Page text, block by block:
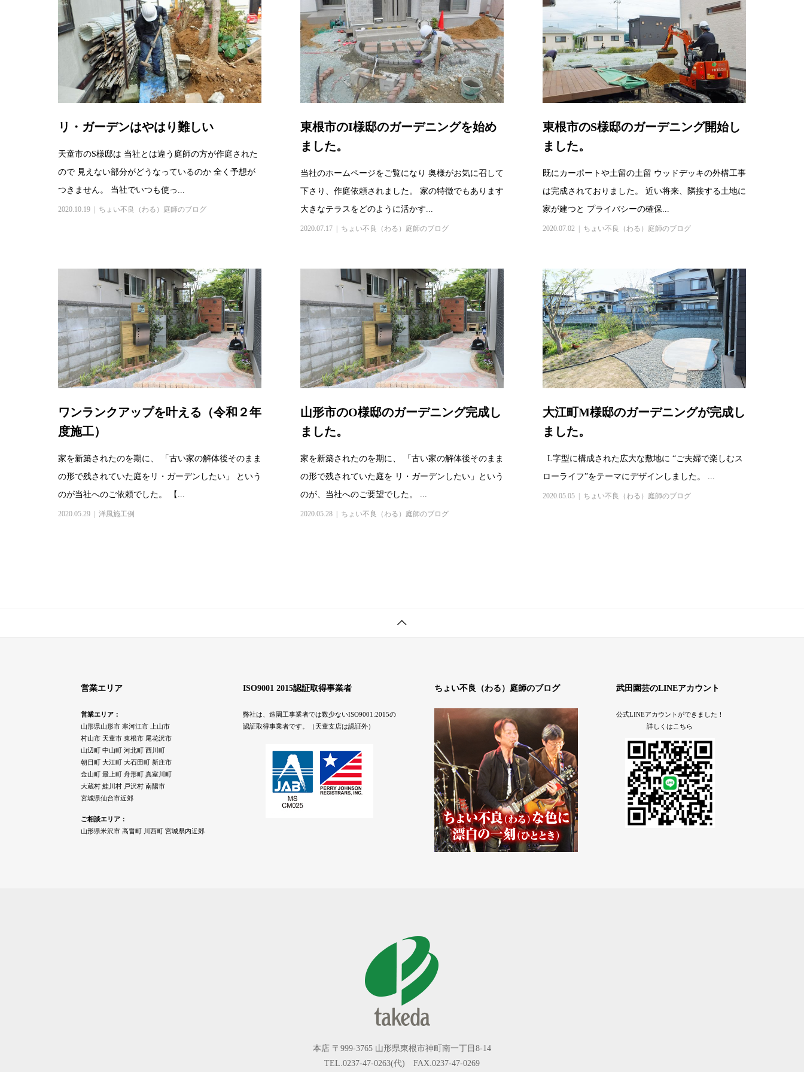
リ・ガーデンはやはり難しい
天童市のS様邸は 当社とは違う庭師の方が作庭された
ので 見えない部分がどうなっているのか 全く予想が
つきません。 当社でいつも使っ...
2020.10.19 ちょい不良（わる）庭師のブログ
東根市のI様邸のガーデニングを始め
ました。
当社のホームページをご覧になり 奥様がお気に召して
下さり、作庭依頼されました。 家の特徴でもあります
大きなテラスをどのように活かす...
2020.07.17 ちょい不良（わる）庭師のブログ
東根市のS様邸のガーデニング開始し
ました。
既にカーポートや土留の土留 ウッドデッキの外構工事
は完成されておりました。 近い将来、隣接する土地に
家が建つと プライバシーの確保...
2020.07.02 ちょい不良（わる）庭師のブログ
ワンランクアップを叶える（令和２年
度施工）
家を新築されたのを期に、 「古い家の解体後そのまま
の形で残されていた庭をリ・ガーデンしたい」 という
のが当社へのご依頼でした。 【...
2020.05.29 洋風施工例
山形市のO様邸のガーデニング完成し
ました。
家を新築されたのを期に、 「古い家の解体後そのまま
の形で残されていた庭を リ・ガーデンしたい」という
のが、当社へのご要望でした。 ...
2020.05.28 ちょい不良（わる）庭師のブログ
大江町M様邸のガーデニングが完成し
ました。
L字型に構成された広大な敷地に “ご夫婦で楽しむス
ローライフ”をテーマにデザインしました。 ...
2020.05.05 ちょい不良（わる）庭師のブログ
営業エリア
営業エリア：
山形県山形市 寒河江市 上山市
村山市 天童市 東根市 尾花沢市
山辺町 中山町 河北町 西川町
朝日町 大江町 大石田町 新庄市
金山町 最上町 舟形町 真室川町
大蔵村 鮭川村 戸沢村 南陽市
宮城県仙台市近郊
ご相談エリア：
山形県米沢市 高畠町 川西町 宮城県内近郊
ISO9001 2015認証取得事業者
弊社は、造園工事業者では数少ないISO9001:2015の
認証取得事業者です。（天童支店は認証外）
ちょい不良（わる）庭師のブログ 武田園芸のLINEアカウント
公式LINEアカウントができました！
詳しくはこちら
本店 〒999-3765 山形県東根市神町南一丁目8-14
TEL.0237-47-0263(代) FAX.0237-47-0269